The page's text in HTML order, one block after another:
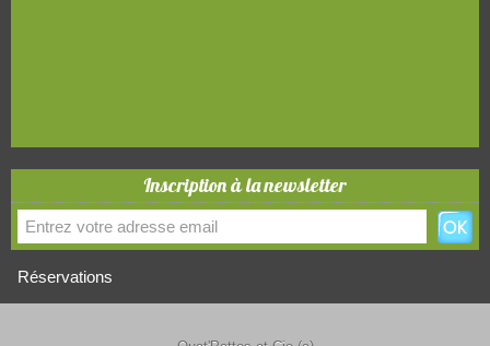
Inscription à la newsletter
Réservations